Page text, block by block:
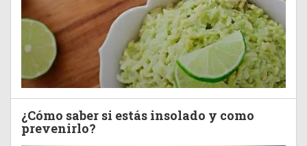
¿Cómo saber si estás insolado y como
prevenirlo?